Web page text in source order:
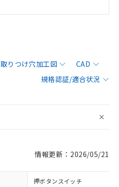
取りつけ穴加工図
CAD
規格認証/適合状況
情報更新：2026/05/21
押ボタンスイッチ